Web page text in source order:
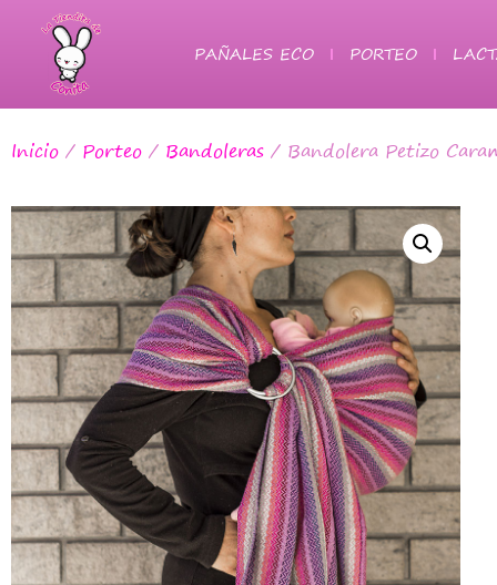
PAÑALES ECO PORTEO
Inicio / Porteo / Bandoleras / Bandolera Petizo